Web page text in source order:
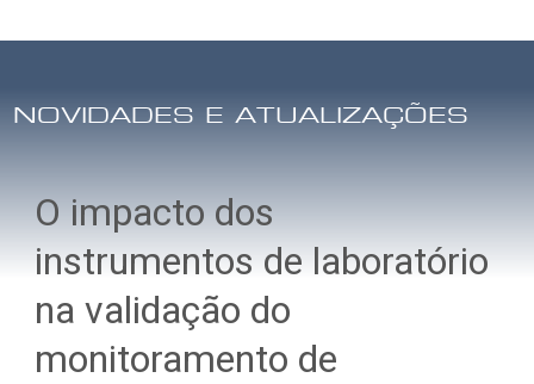
NOVIDADES E ATUALIZAÇÕES
O impacto dos
instrumentos de laboratório
na validação do
monitoramento de